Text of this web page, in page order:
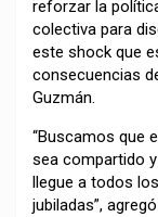
reforzar la
colectiva para
este shock que
consecuencias
Guzmán.
“Buscamos que
sea compartido
llegue a todos
jubiladas”,